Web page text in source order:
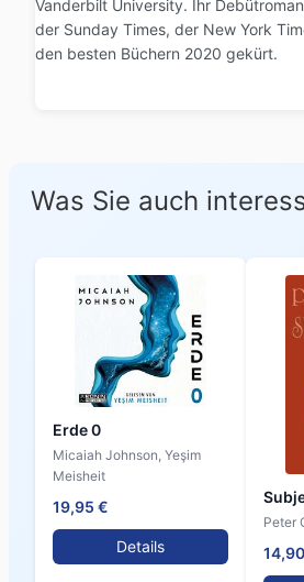
Vanderbilt University. Ihr
der Sunday Times, der New York
den besten Büchern 2020 gekürt.
Was Sie auch
Erde 0
Micaiah Johnson, Yeşim
Meisheit
19,95 €
Details
Peter